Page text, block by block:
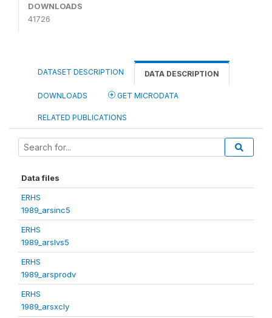
DOWNLOADS
41726
DATASET DESCRIPTION DATA DESCRIPTION
DOWNLOADS GET MICRODATA
RELATED PUBLICATIONS
Data files
ERHS
1989_arsinc5
ERHS
1989_arslvs5
ERHS
1989_arsprodv
ERHS
1989_arsxcly